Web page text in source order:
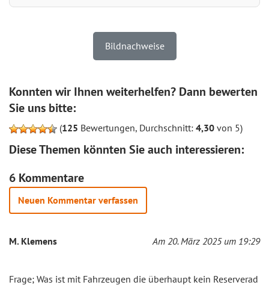
Bildnachweise
Konnten wir Ihnen weiterhelfen? Dann bewerten
Sie uns bitte:
(125 Bewertungen, Durchschnitt: 4,30 von 5)
Diese Themen könnten Sie auch interessieren:
6 Kommentare
Neuen Kommentar verfassen
M. Klemens Am 20. März 2025 um 19:29
Frage; Was ist mit Fahrzeugen die überhaupt kein Reserverad